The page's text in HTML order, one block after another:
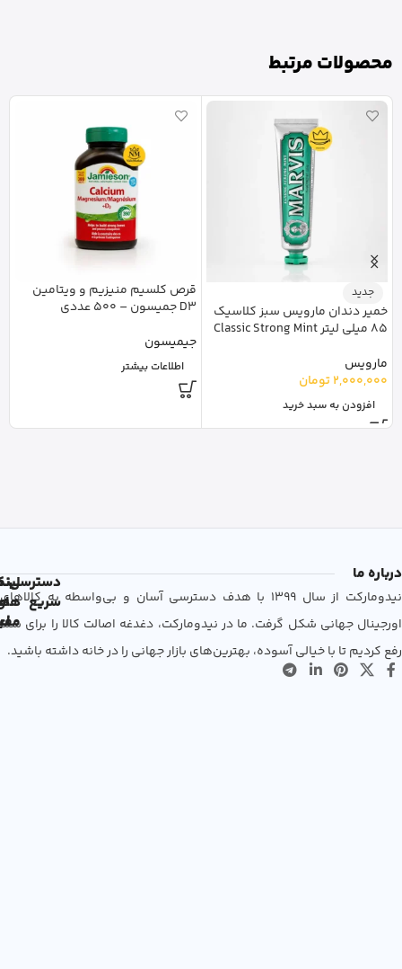
محصولات مرتبط
جدید
خمیر دندان مارویس سبز کلاسیک
85 میلی لیتر Classic Strong Mint
مارویس
2,000,000تومان
افزودن به سبد خرید
قرص کلسیم منیزیم و ویتامین
D3 جمیسون – 500 عددی
جیمیسون
اطلاعات بیشتر
درباره ما
نیدومارکت از سال 1399 با هدف دسترسی آسان و بی‌واسطه به کالاهای
اورجینال جهانی شکل گرفت. ما در نیدومارکت، دغدغه اصالت کالا را برای شما
رفع کردیم تا با خیالی آسوده، بهترین‌های بازار جهانی را در خانه داشته باشید.
دسترسی
سریع